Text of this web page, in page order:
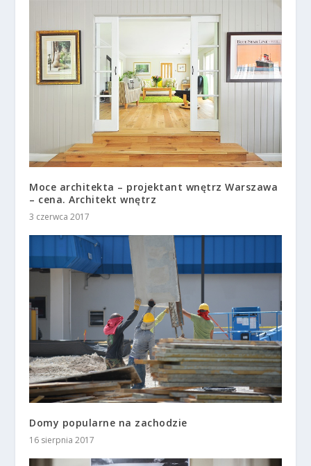
Moce architekta – projektant wnętrz Warszawa
– cena. Architekt wnętrz
3 czerwca 2017
Domy popularne na zachodzie
16 sierpnia 2017